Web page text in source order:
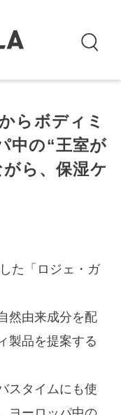
らボディミ
中の“王室が
ら、保湿ケ
た「ロジェ・ガ
然由来成分を配
製品を提案する
スタイムにも使